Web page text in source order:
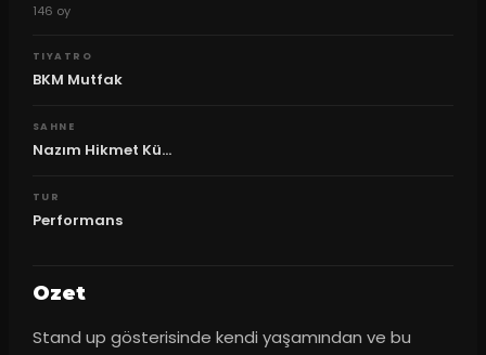
146 oy
TIYATRO
BKM Mutfak
SAHNE
Nazım Hikmet Kü...
TUR
Performans
Ozet
Stand up gösterisinde kendi yaşamından ve bu